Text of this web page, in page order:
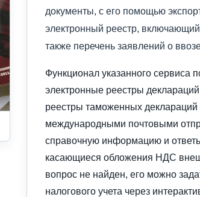
документы, с его помощью
электронный реестр,
также перечень заявлений о
Функционал указанного сервиса
электронные реестры
реестры таможенных деклараций
международными почтовыми
справочную информацию и
касающиеся обложения НДС
вопрос не найден, его можно
налогового учета через